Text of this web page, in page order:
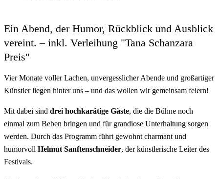
Ein Abend, der Humor, Rückblick und Ausblick
vereint. – inkl. Verleihung "Tana Schanzara
Preis"
Vier Monate voller Lachen, unvergesslicher Abende und großartiger
Künstler liegen hinter uns – und das wollen wir gemeinsam feiern!
Mit dabei sind drei hochkarätige Gäste, die die Bühne noch
einmal zum Beben bringen und für grandiose Unterhaltung sorgen
werden. Durch das Programm führt gewohnt charmant und
humorvoll Helmut Sanftenschneider, der künstlerische Leiter des
Festivals.